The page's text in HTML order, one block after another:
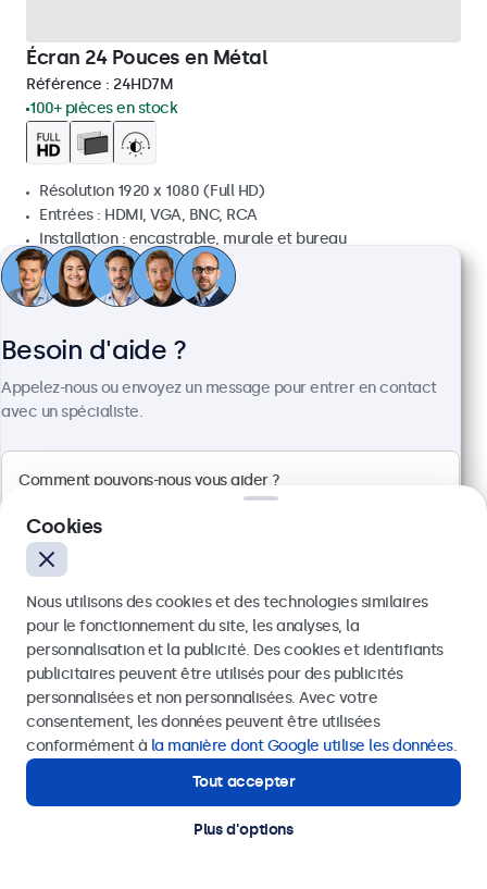
Écran 24 Pouces en Métal
Référence : 24HD7M
100+ pièces en stock
Résolution 1920 x 1080 (Full HD)
Entrées : HDMI, VGA, BNC, RCA
Installation : encastrable, murale et bureau
Dimensions : 560 x 337 x 41 mm
€ 499,00
Voir
Écran 27 Pouces en Métal
Référence :27HD7M
Besoin d'aide ?
Appelez-nous ou envoyez un message pour entrer en contact
avec un spécialiste.
Envoyer
Ou appelez-nous au03 808 1603
Contactez nos spécialistes.
Cookies
Nous utilisons des cookies et des technologies similaires
pour le fonctionnement du site, les analyses, la
personnalisation et la publicité. Des cookies et identifiants
publicitaires peuvent être utilisés pour des publicités
personnalisées et non personnalisées. Avec votre
consentement, les données peuvent être utilisées
conformément à la manière dont Google utilise les données.
Tout accepter
Plus d'options